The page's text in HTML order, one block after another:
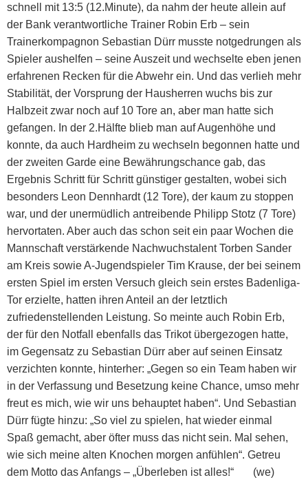
schnell mit 13:5 (12.Minute), da nahm der heute allein auf
der Bank verantwortliche Trainer Robin Erb – sein
Trainerkompagnon Sebastian Dürr musste notgedrungen als
Spieler aushelfen – seine Auszeit und wechselte eben jenen
erfahrenen Recken für die Abwehr ein. Und das verlieh mehr
Stabilität, der Vorsprung der Hausherren wuchs bis zur
Halbzeit zwar noch auf 10 Tore an, aber man hatte sich
gefangen. In der 2.Hälfte blieb man auf Augenhöhe und
konnte, da auch Hardheim zu wechseln begonnen hatte und
der zweiten Garde eine Bewährungschance gab, das
Ergebnis Schritt für Schritt günstiger gestalten, wobei sich
besonders Leon Dennhardt (12 Tore), der kaum zu stoppen
war, und der unermüdlich antreibende Philipp Stotz (7 Tore)
hervortaten. Aber auch das schon seit ein paar Wochen die
Mannschaft verstärkende Nachwuchstalent Torben Sander
am Kreis sowie A-Jugendspieler Tim Krause, der bei seinem
ersten Spiel im ersten Versuch gleich sein erstes Badenliga-
Tor erzielte, hatten ihren Anteil an der letztlich
zufriedenstellenden Leistung. So meinte auch Robin Erb,
der für den Notfall ebenfalls das Trikot übergezogen hatte,
im Gegensatz zu Sebastian Dürr aber auf seinen Einsatz
verzichten konnte, hinterher: „Gegen so ein Team haben wir
in der Verfassung und Besetzung keine Chance, umso mehr
freut es mich, wie wir uns behauptet haben“. Und Sebastian
Dürr fügte hinzu: „So viel zu spielen, hat wieder einmal
Spaß gemacht, aber öfter muss das nicht sein. Mal sehen,
wie sich meine alten Knochen morgen anfühlen“. Getreu
dem Motto das Anfangs – „Überleben ist alles!“ (we)